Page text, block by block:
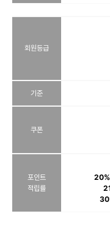
회원등급
기준
쿠폰
포인트
적립률
20%